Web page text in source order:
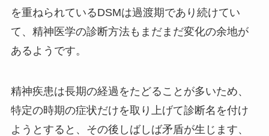
を重ねられているDSMは過渡期であり続けてい
て、精神医学の診断方法もまだまだ変化の余地が
あるようです。
精神疾患は長期の経過をたどることが多いため、
特定の時期の症状だけを取り上げて診断名を付け
ようとすると、その後しばしば矛盾が生じます、